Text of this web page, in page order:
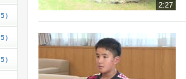
2:27
）
）
）